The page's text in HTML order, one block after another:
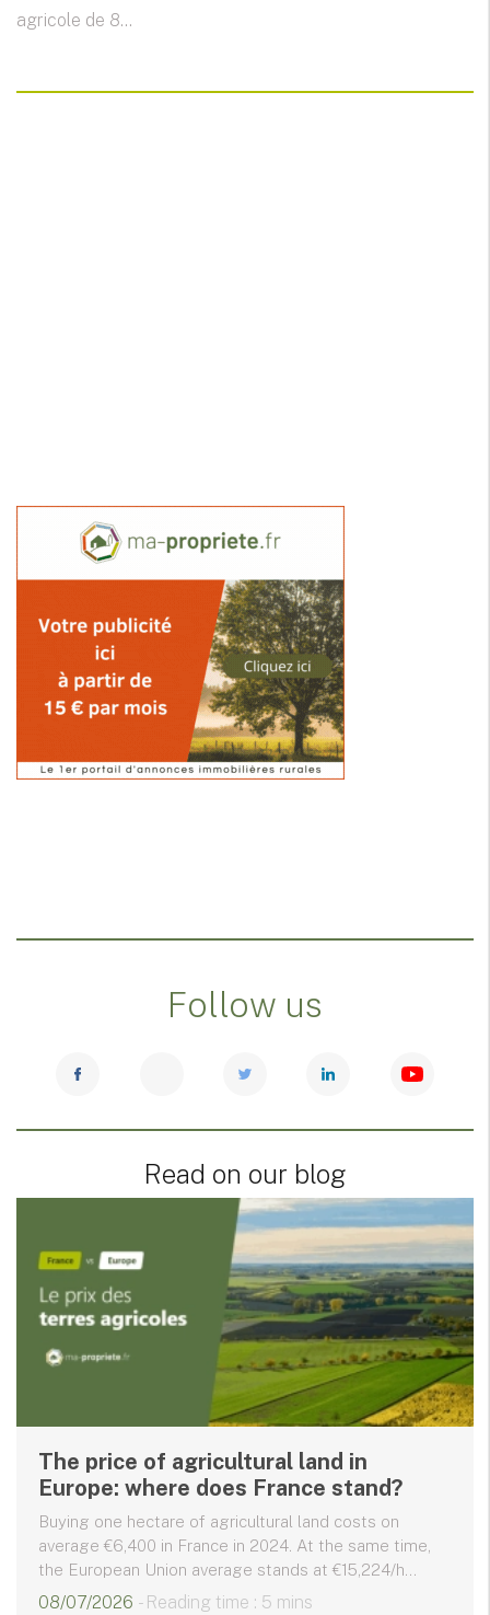
agricole de 8...
Follow us
Read on our blog
The price of agricultural land in
Europe: where does France stand?
Buying one hectare of agricultural land costs on
average €6,400 in France in 2024. At the same time,
the European Union average stands at €15,224/h...
08/07/2026 - Reading time : 5 mins